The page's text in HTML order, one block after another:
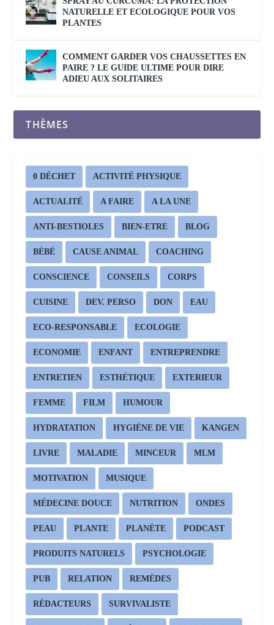
NATURELLE ET ECOLOGIQUE POUR VOS
PLANTES
COMMENT GARDER VOS CHAUSSETTES EN
PAIRE ? LE GUIDE ULTIME POUR DIRE
ADIEU AUX SOLITAIRES
THÈMES
0 DÉCHET ACTIVITÉ PHYSIQUE
ACTUALITÉ A FAIRE A LA UNE
ANTI-BESTIOLES BIEN-ETRE BLOG
BÉBÉ CAUSE ANIMAL COACHING
CONSCIENCE CONSEILS CORPS
CUISINE DEV. PERSO DON EAU
ECO-RESPONSABLE ECOLOGIE
ECONOMIE ENFANT ENTREPRENDRE
ENTRETIEN ESTHÉTIQUE EXTERIEUR
FEMME FILM HUMOUR
HYDRATATION HYGIÈNE DE VIE KANGEN
LIVRE MALADIE MINCEUR MLM
MOTIVATION MUSIQUE
MÉDECINE DOUCE NUTRITION ONDES
PEAU PLANTE PLANÈTE PODCAST
PRODUITS NATURELS PSYCHOLOGIE
PUB RELATION REMÈDES
RÉDACTEURS SURVIVALISTE